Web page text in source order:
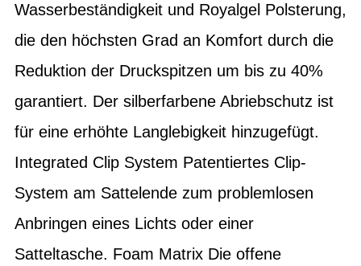
Wasserbeständigkeit und Royalgel Polsterung,
die den höchsten Grad an Komfort durch die
Reduktion der Druckspitzen um bis zu 40%
garantiert. Der silberfarbene Abriebschutz ist
für eine erhöhte Langlebigkeit hinzugefügt.
Integrated Clip System Patentiertes Clip-
System am Sattelende zum problemlosen
Anbringen eines Lichts oder einer
Satteltasche. Foam Matrix Die offene